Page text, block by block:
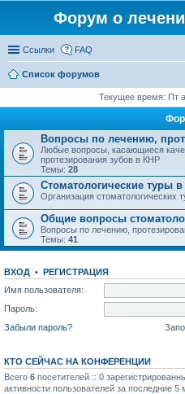
Форум о
Ссылки FAQ
Список форумов
Текущее время: Пт
Вопросы по лечению,
Любые вопросы, касающиеся
протезирования зубов в КНР
Темы: 28
Стоматологические туры
Организация стоматологических
Общие вопросы
Вопросы по лечению,
Темы: 41
ВХОД • РЕГИСТРАЦИЯ
Имя пользователя:
Пароль:
Забыли пароль?
КТО СЕЙЧАС НА КОНФЕРЕНЦИИ
Всего 6 посетителей :: 0
активности пользователей за последние 5